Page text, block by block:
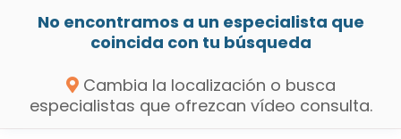
No encontramos a un especialista que
coincida con tu búsqueda
Cambia la localización o busca
especialistas que ofrezcan vídeo consulta.